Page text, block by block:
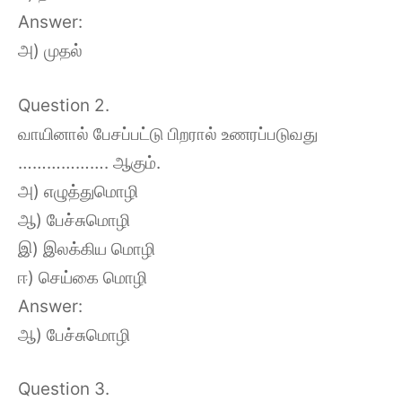
Answer:
அ) முதல்
Question 2.
வாயினால் பேசப்பட்டு பிறரால் உணரப்படுவது
………………. ஆகும்.
அ) எழுத்துமொழி
ஆ) பேச்சுமொழி
இ) இலக்கிய மொழி
ஈ) செய்கை மொழி
Answer:
ஆ) பேச்சுமொழி
Question 3.